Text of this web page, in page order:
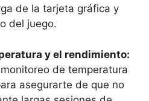
de la tarjeta gráfica y
del juego.
y el rendimiento:
de temperatura
asegurarte de que no